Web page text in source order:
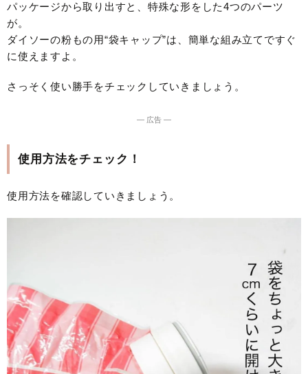
パッケージから取り出すと、特殊な形をした4つのパーツ
が。
ダイソーの粉もの用“袋キャップ”は、簡単な組み立てですぐ
に使えますよ。
さっそく使い勝手をチェックしていきましょう。
― 広告 ―
使用方法をチェック！
使用方法を確認していきましょう。